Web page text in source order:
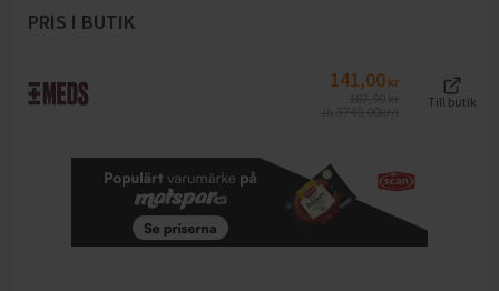
PRIS I BUTIK
141,00 kr
Till butik